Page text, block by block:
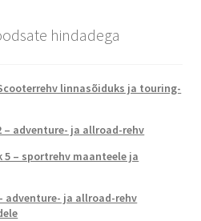
hindadega
linnasõiduks ja touring-
– adventure- ja allroad-rehv
– sportrehv maanteele ja
adventure- ja allroad-rehv